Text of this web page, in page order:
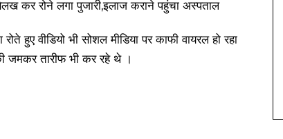
हुए वीडियो भी सोशल मीडिया पर काफी वायरल हो रहा
जमकर तारीफ भी कर रहे थे ।